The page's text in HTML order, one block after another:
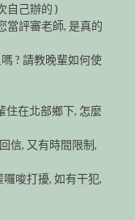
自己辦的 )
當評審老師, 是真的
? 請教晚輩如何使
住在北部鄉下, 怎麼
信, 又有時間限制,
唆打擾, 如有干犯,